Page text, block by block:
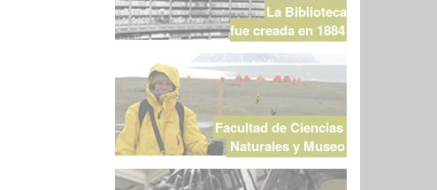
La Biblioteca
fue creada en 1884
Facultad de Ciencias
Naturales y Museo